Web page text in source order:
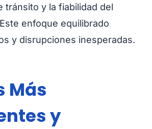
tránsito y la fiabilidad del
enfoque equilibrado
y disrupciones inesperadas.
Más
y